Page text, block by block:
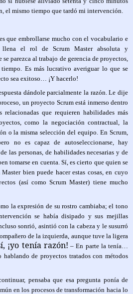
el mismo tiempo que tardó mi intervención.
que embrollarse mucho con el vocabulario e
el rol de Scrum Master absoluta y
parezca al trabajo de gerencia de proyectos,
Es más lucrativo averiguar lo que se
sea exitoso… ¡Y hacerlo!
dándole parcialmente la razón. Le dije
un proyecto Scrum está inmerso dentro
que requieren habilidades más
como la negociación contractual, la
o la misma selección del equipo. En Scrum,
no es capaz de autoseleccionarse, hay
las personas, de habilidades necesarias y de
tomarse en cuenta. Sí, es cierto que quien se
bien puede hacer estas cosas, en cuyo
(así como Scrum Master) tiene mucho
la expresión de su rostro cambiaba; el tono
se había disipado y sus mejillas
sonrió, asintió con la cabeza y le susurró
de la izquierda, aunque tuve la ligera
¡yo tenía razón! – En parte la tenía…
hablando de proyectos tratados con métodos
pensaba que esa pregunta ponía de
en los procesos de transformación hacia lo